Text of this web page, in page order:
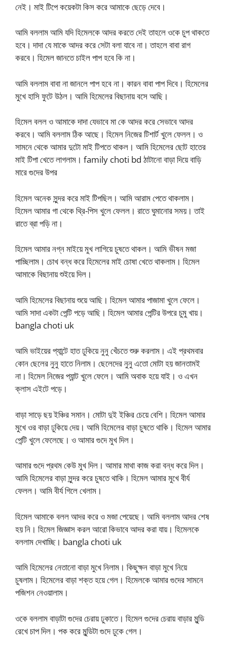
নেই। মাই টিপে কয়েকটা কিস করে আমাকে ছেড়ে দেবে।
আমি বললাম আমি যদি হিমেলকে আদর করতে দেই তাহলে ওকে চুপ থাকতে
হবে। দাদা যে মাকে আদর করে সেটা বলা যাবে না। তাহলে বাবা রাগ
করবে। হিমেল জানতে চাইল পাপ হবে কি না।
আমি বললাম বাবা না জানলে পাপ হবে না। কারন বাবা পাপ দিবে। হিমেলের
মুখে হাসি ফুটে উঠল। আমি হিমেলের বিছানায় বসে আছি।
হিমেল বলল ও আমাকে দাদা যেভাবে মা কে আদর করে সেভাবে আদর
করবে। আমি বললাম ঠিক আছে। হিমেল নিজের টিশার্ট খুলে ফেলল। ও
সামনে থেকে আমার দুটো মাই টিপতে থাকল। আমি হিমেলের ছোট হাতের
মাই টিপা খেতে লাগলাম। family choti bd ঠাটানো বাড়া দিয়ে বাড়ি
মারে গুদের উপর
হিমেল অনেক সুন্দর করে মাই টিপছিল। আমি আরাম পেতে থাকলাম।
হিমেল আমার গা থেকে থ্রি-পিস খুলে ফেলল। রাতে ঘুমানোর সময়। তাই
রাতে ব্রা পড়ি না।
হিমেল আমার নগ্ন মাইয়ে মুখ লাগিয়ে চুষতে থাকল। আমি ভীষন মজা
পাচ্ছিলাম। চোখ বন্ধ করে হিমেলের মাই চোষা খেতে থাকলাম। হিমেল
আমাকে বিছানায় শুইয়ে দিল।
আমি হিমেলের বিছানায় শুয়ে আছি। হিমেল আমার পাজামা খুলে ফেলে।
আমি সাদা একটা পেন্টি পড়ে আছি। হিমেল আমার পেন্টির উপরে চুমু খায়।
bangla choti uk
আমি ভাইয়ের প্যান্টে হাত ঢুকিয়ে নুনু খেঁচতে শুরু করলাম। এই প্রথমবার
কোন ছেলের নুনু হাতে নিলাম। ছেলেদের নুনু এতো মোটা হয় জানতামই
না। হিমেল নিজের প্যান্ট খুলে ফেলে। আমি অবাক হয়ে যাই। ও এখন
ক্লাস এইটে পড়ে।
বাড়া সাড়ে ছয় ইঞ্চির সমান। মোটা দুই ইঞ্চির চেয়ে বেশি। হিমেল আমার
মুখে ওর বাড়া ঢুকিয়ে দেয়। আমি হিমেলের বাড়া চুষতে থাকি। হিমেল আমার
পেন্টি খুলে ফেলেছে। ও আমার গুদে মুখ দিল।
আমার গুদে প্রথম কেউ মুখ দিল। আমার মাথা কাজ করা বন্ধ করে দিল।
আমি হিমেলের বাড়া সুন্দর করে চুষতে থাকি। হিমেল আমার মুখে বীর্য
ফেলল। আমি বীর্য গিলে খেলাম।
হিমেল আমাকে বলল আদর করে ও মজা পেয়েছে। আমি বললাম আদর শেষ
হয় নি। হিমেল জিজ্ঞাস করল আরো কিভাবে আদর করা যায়। হিমেলকে
বললাম দেখাচ্ছি। bangla choti uk
আমি হিমেলের নেতানো বাড়া মুখে নিলাম। কিছুক্ষন বাড়া মুখে নিয়ে
চুষলাম। হিমেলের বাড়া শক্ত হয়ে গেল। হিমেলকে আমার গুদের সামনে
পজিশন নেওয়ালাম।
ওকে বললাম বাড়াটা গুদের চেরায় ঢুকাতে। হিমেল গুদের চেরায় বাড়ার মুন্ডি
রেখে চাপ দিল। পক করে মুন্ডিটা গুদে ঢুকে গেল।